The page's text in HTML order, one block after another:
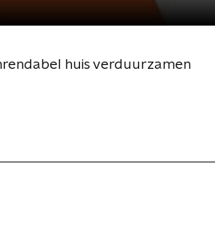
huis verduurzamen